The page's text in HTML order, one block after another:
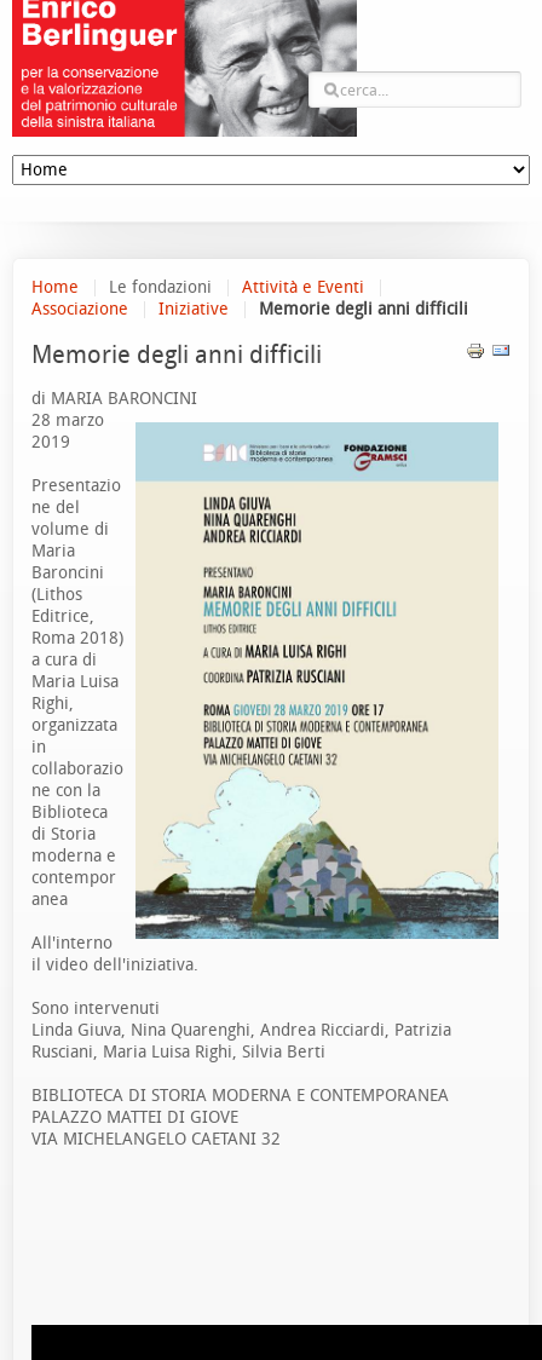
Home Le fondazioni
Attività e Eventi
Associazione
Iniziative Memorie degli anni difficili
Memorie degli anni difficili
di MARIA BARONCINI
28 marzo
2019
Presentazio
ne del
volume di
Maria
Baroncini
(Lithos
Editrice,
Roma 2018)
a cura di
Maria Luisa
Righi,
organizzata
in
collaborazio
ne con la
Biblioteca
di Storia
moderna e
contempor
anea
All'interno
il video dell'iniziativa.
Sono intervenuti
Linda Giuva, Nina Quarenghi, Andrea Ricciardi, Patrizia
Rusciani, Maria Luisa Righi, Silvia Berti
BIBLIOTECA DI STORIA MODERNA E CONTEMPORANEA
PALAZZO MATTEI DI GIOVE
VIA MICHELANGELO CAETANI 32